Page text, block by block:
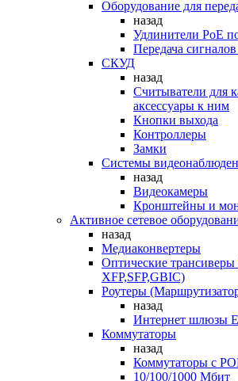
Оборудование для
назад
Удлинители PoE
Передача
СКУД
назад
Считыватели для
аксессуары к ним
Кнопки выхода
Контроллеры
Замки
Системы
назад
Видеокамеры
Кронштейны и
Активное сетевое
назад
Медиаконвертеры
Оптические
XFP,SFP,GBIC)
Роутеры
назад
Интернет шлюзы
Коммутаторы
назад
Коммутаторы c
10/100/1000 Мбит